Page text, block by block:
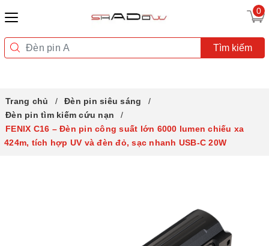
0
Tìm kiếm
Trang chủ
Đèn pin siêu sáng
Đèn pin tìm kiếm cứu nạn
FENIX C16 – Đèn pin công suất lớn 6000 lumen chiếu xa
424m, tích hợp UV và đèn đỏ, sạc nhanh USB-C 20W